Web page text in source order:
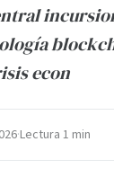
econ
·Lectura 1 min